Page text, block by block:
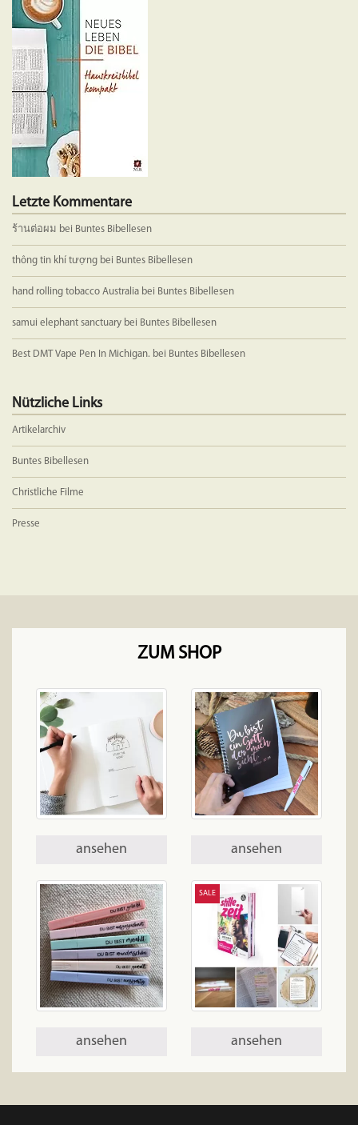
Letzte Kommentare
ร้านต่อผม bei Buntes Bibellesen
thông tin khí tượng bei Buntes Bibellesen
hand rolling tobacco Australia bei Buntes Bibellesen
samui elephant sanctuary bei Buntes Bibellesen
Best DMT Vape Pen In Michigan. bei Buntes Bibellesen
Nützliche Links
Artikelarchiv
Buntes Bibellesen
Christliche Filme
Presse
ZUM SHOP
ansehen ansehen
ansehen
SALE
ansehen